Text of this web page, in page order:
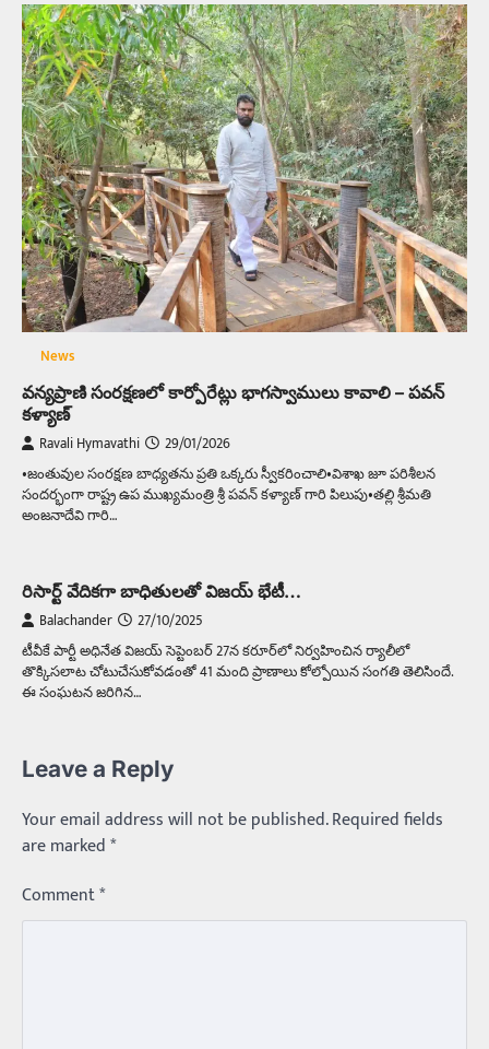
News
వన్యప్రాణి సంరక్షణలో కార్పోరేట్లు భాగస్వాములు కావాలి – పవన్
కళ్యాణ్
Ravali Hymavathi 29/01/2026
•జంతువుల సంరక్షణ బాధ్యతను ప్రతి ఒక్కరు స్వీకరించాలి•విశాఖ జూ పరిశీలన
సందర్భంగా రాష్ట్ర ఉప ముఖ్యమంత్రి శ్రీ పవన్ కళ్యాణ్ గారి పిలుపు•తల్లి శ్రీమతి
అంజనాదేవి గారి…
రిసార్ట్‌ వేదికగా బాధితులతో విజయ్‌ భేటీ…
Balachander 27/10/2025
టీవీకే పార్టీ అధినేత విజయ్‌ సెప్టెంబర్‌ 27న కరూర్‌లో నిర్వహించిన ర్యాలీలో
తొక్కిసలాట చోటుచేసుకోవడంతో 41 మంది ప్రాణాలు కోల్పోయిన సంగతి తెలిసిందే.
ఈ సంఘటన జరిగిన…
Leave a Reply
Your email address will not be published.Required fields
are marked*
Comment*